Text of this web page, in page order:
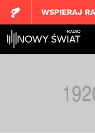
WSPIERAJ